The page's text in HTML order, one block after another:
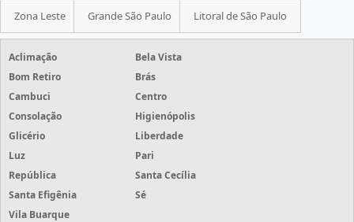
Zona Leste Grande São Paulo Litoral de São Paulo
Aclimação
Bela Vista
Bom Retiro
Brás
Cambuci
Centro
Consolação
Higienópolis
Glicério
Liberdade
Luz
Pari
República
Santa Cecília
Santa Efigênia
Sé
Vila Buarque